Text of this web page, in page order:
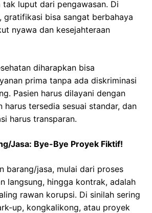
luput dari pengawasan. Di
gratifikasi bisa sangat berbahaya
nyawa dan kesejahteraan
diharapkan bisa
prima tanpa ada diskriminasi
Pasien harus dilayani dengan
tersedia sesuai standar, dan
harus transparan.
Jasa: Bye-Bye Proyek Fiktif!
barang/jasa, mulai dari proses
langsung, hingga kontrak, adalah
rawan korupsi. Di sinilah sering
up, kongkalikong, atau proyek